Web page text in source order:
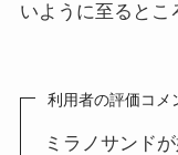
いように至るとこ
利用者の評価コメ
ミラノサンド